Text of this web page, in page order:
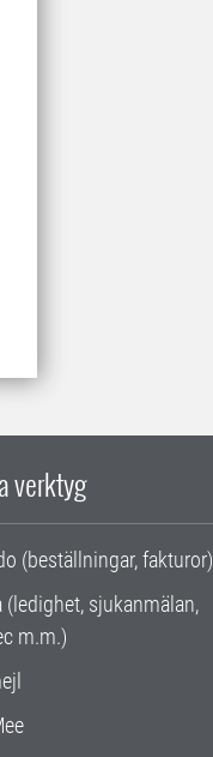
verktyg
(beställningar, fakturor)
(ledighet, sjukanmälan,
m.m.)